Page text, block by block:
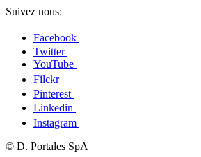
Suivez nous:
Facebook
Twitter
YouTube
Filckr
Pinterest
Linkedin
Instagram
© D. Portales SpA